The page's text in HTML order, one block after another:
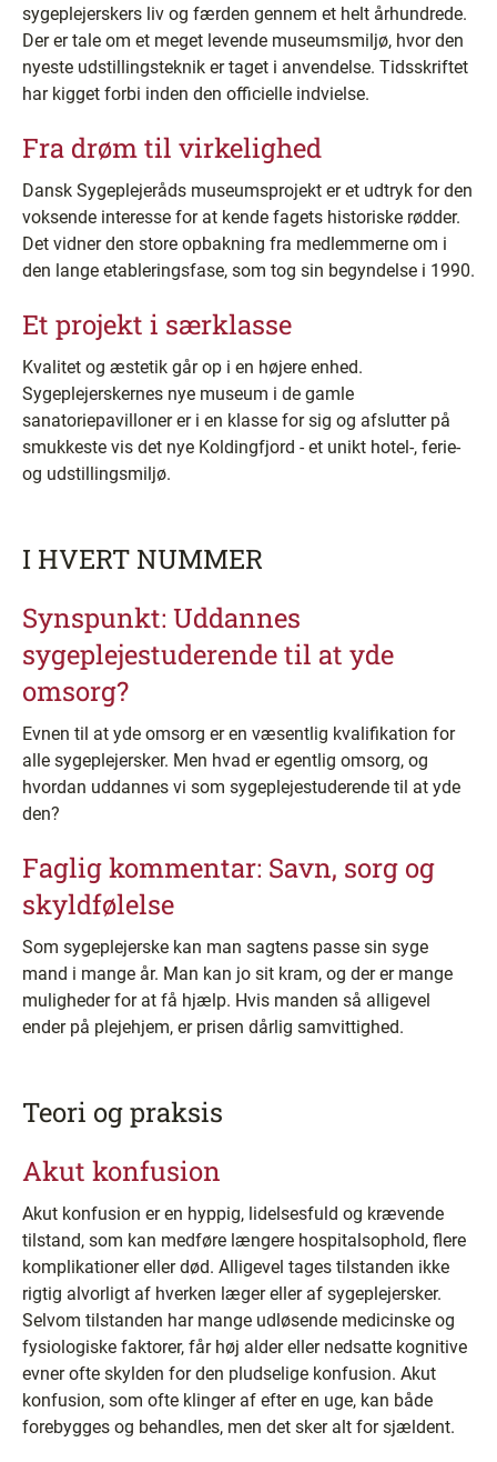
sygeplejerskers liv og færden gennem et helt århundrede.
Der er tale om et meget levende museumsmiljø, hvor den
nyeste udstillingsteknik er taget i anvendelse. Tidsskriftet
har kigget forbi inden den officielle indvielse.
Fra drøm til virkelighed
Dansk Sygeplejeråds museumsprojekt er et udtryk for den
voksende interesse for at kende fagets historiske rødder.
Det vidner den store opbakning fra medlemmerne om i
den lange etableringsfase, som tog sin begyndelse i 1990.
Et projekt i særklasse
Kvalitet og æstetik går op i en højere enhed.
Sygeplejerskernes nye museum i de gamle
sanatoriepavilloner er i en klasse for sig og afslutter på
smukkeste vis det nye Koldingfjord -­ et unikt hotel-, ferie-
og udstillingsmiljø.
I HVERT NUMMER
Synspunkt: Uddannes
sygeplejestuderende til at yde
omsorg?
Evnen til at yde omsorg er en væsentlig kvalifikation for
alle sygeplejersker. Men hvad er egentlig omsorg, og
hvordan uddannes vi som sygeplejestuderende til at yde
den?
Faglig kommentar: Savn, sorg og
skyldfølelse
Som sygeplejerske kan man sagtens passe sin syge
mand i mange år. Man kan jo sit kram, og der er mange
muligheder for at få hjælp. Hvis manden så alligevel
ender på plejehjem, er prisen dårlig samvittighed.
Teori og praksis
Akut konfusion
Akut konfusion er en hyppig, lidelsesfuld og krævende
tilstand, som kan medføre længere hospitalsophold, flere
komplikationer eller død. Alligevel tages tilstanden ikke
rigtig alvorligt af hverken læger eller af sygeplejersker.
Selvom tilstanden har mange udløsende medicinske og
fysiologiske faktorer, får høj alder eller nedsatte kognitive
evner ofte skylden for den pludselige konfusion. Akut
konfusion, som ofte klinger af efter en uge, kan både
forebygges og behandles, men det sker alt for sjældent.